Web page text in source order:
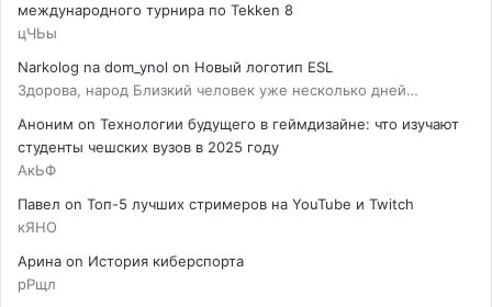
международного турнира по Tekken 8
цЧЬы
Narkolog na dom_ynol on Новый логотип ESL
Здорова, народ Близкий человек уже несколько дней…
Аноним on Технологии будущего в геймдизайне: что изучают
студенты чешских вузов в 2025 году
АкЬФ
Павел on Топ-5 лучших стримеров на YouTube и Twitch
кЯНО
Арина on История киберспорта
рРщл